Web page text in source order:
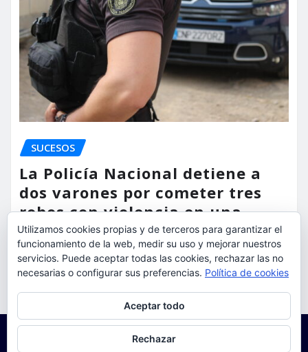
SUCESOS
La Policía Nacional detiene a
dos varones por cometer tres
robos con violencia en una
misma mañana
torrent al dia Ago 7, 2026
Utilizamos cookies propias y de terceros para garantizar el
funcionamiento de la web, medir su uso y mejorar nuestros
servicios. Puede aceptar todas las cookies, rechazar las no
necesarias o configurar sus preferencias. Política de cookies
Aceptar todo
Rechazar
Para obtener más información, incluido cómo gestionar las cookies,